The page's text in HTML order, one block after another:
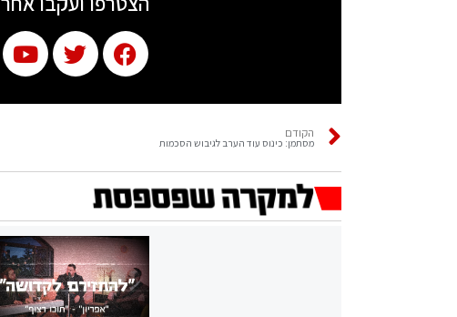
הקודם
מסתמן: כינוס עוד הערב לגיבוש הסכמות